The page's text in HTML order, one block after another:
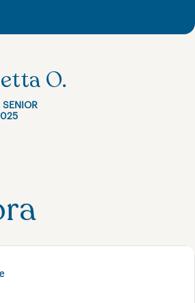
O.
SENIOR